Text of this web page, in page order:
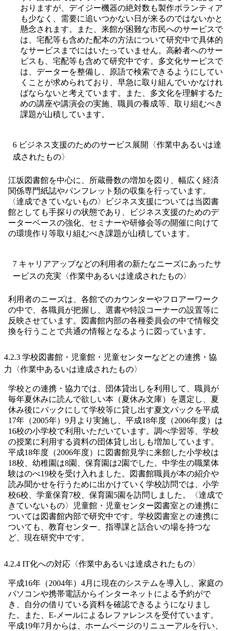
おりますが、デイジー機器の絶対数も製作ボランティア
も少なく、需要に追いつかない日が来るのではないかと
懸念されます。また、来館が困難な市民へのサービスで
は、宅配等も含めた配本の方法について研究中で具体的
なサービスまでにはいたっていません。高齢者へのサー
ビスも、宅配等も含めて研究中です。多文化サービスで
は、データーを整備し、原語で検索できるようにしてい
くことが求められており、早急に取り組んでいかなけれ
ばならないと考えています。また、多文化を理解するた
めの講座や講演会の実施、職員の養成等、取り組むべき
課題が山積しています。
6 ビジネス支援のためのサービス展開〈作業中あるいは達
成されたもの〉
江坂図書館を中心に、所蔵冊数の増加を図り、幅広く経済
関係専門紙誌やパンフレット類の収集を行っています。
〈達成できていないもの〉ビジネス支援については当図書
館としても手探りの状態であり、ビジネス支援のためのデ
ーターベースの強化、セミナーや研修会等の開催に向けて
の環境作り等取り組むべき課題が山積しています。
7 キャリアアップなどの利用者の新たなニーズにあったサ
ービスの充実〈作業中あるいは達成されたもの〉
利用者のニーズは、各館でのカウンターやフロアーワーク
の中で、各職員が把握し、選書や特設コーナーの設置等に
反映させています。図書館内部の各種委員会の中で情報交
換を行うことで共通の情報となるように図っています。
4.2.3 学校図書館・児童館・児童センターなどとの連携・協
力〈作業中あるいは達成されたもの〉
学校との連携・協力では、団体貸出しを利用して、職員が
毎年夏休みに読んで欲しい本（夏休み文庫）を選定し、夏
休み後にパックにして学校等に貸し出す夏文パックを平成
17年（2005年）9月より実施し、平成18年度（2006年度）は
16校の小学校で利用いただいています。調べ学習等、学校
の授業に利用する資料の団体貸し出しも増加しています。
平成18年度（2006年度）に図書館見学に来館した小学校は
18校、幼稚園は8園、保育園は2園でした。中学生の職業体
験はのべ19校を受け入れました。図書館職員が本の紹介や
読み聞かせを行うために出かけていく学校訪問では、小学
校6校、学童保育7校、保育園5園を訪問しました。〈達成で
きていないもの〉児童館・児童センター図書室との連携に
ついては図書館内部で研究中です。学校図書室との連携に
ついても、教育センター、指導課と話合いの場を持つな
ど、現在研究中です。
4.2.4 IT化への対応〈作業中あるいは達成されたもの〉
平成16年（2004年）4月に現在のシステムを導入し、家庭の
パソコンや携帯電話からインターネットによる予約がで
き、自分の借りている資料を確認できるようになりまし
た。また、E-メールによるレファレンスを受付ています。
平成19年7月からは、ホームページのリニューアルを行い、